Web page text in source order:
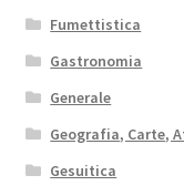
Fumettistica
Gastronomia
Generale
Geografia, Carte,
Gesuitica